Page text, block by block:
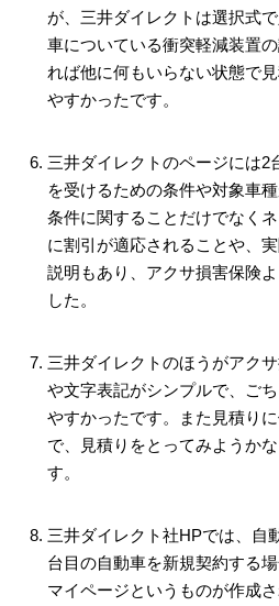
が、三井ダイレクトは選択式
車についている衝突軽減装置
れば他に何もいらない状態で
やすかったです。
三井ダイレクトのページには2
を受けるための条件や対象車
条件に関することだけでなく
に割引が適応されることや、
説明もあり、アクサ損害保険
した。
三井ダイレクトのほうがアク
や文字表記がシンプルで、ご
やすかったです。また見積り
で、見積りをとってみようか
す。
三井ダイレクト社HPでは、自
台目の自動車を新規契約する
マイページというものが作成